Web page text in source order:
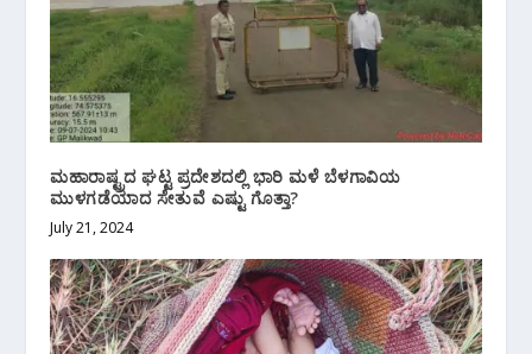
ಮಹಾರಾಷ್ಟ್ರದ ಘಟ್ಟ ಪ್ರದೇಶದಲ್ಲಿ ಭಾರಿ ಮಳೆ ಬೆಳಗಾವಿಯ
ಮುಳಗಡೆಯಾದ ಸೇತುವೆ ಎಷ್ಟು ಗೊತ್ತಾ?
July 21, 2024